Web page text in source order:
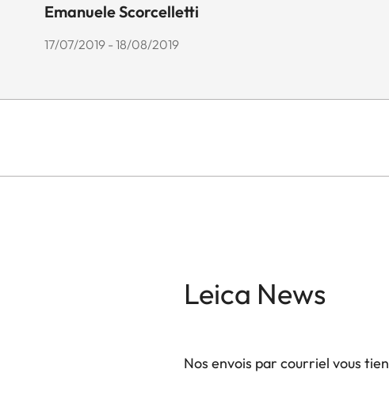
Emanuele Scorcelletti
17/07/2019 - 18/08/2019
Leica News
Nos envois par courriel vous